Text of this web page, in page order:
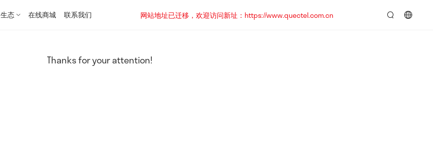
生态 在线商城 联系我们
网站地址已迁移，欢迎访问新址：https://www.quectel.com.cn
Thanks for your attention!